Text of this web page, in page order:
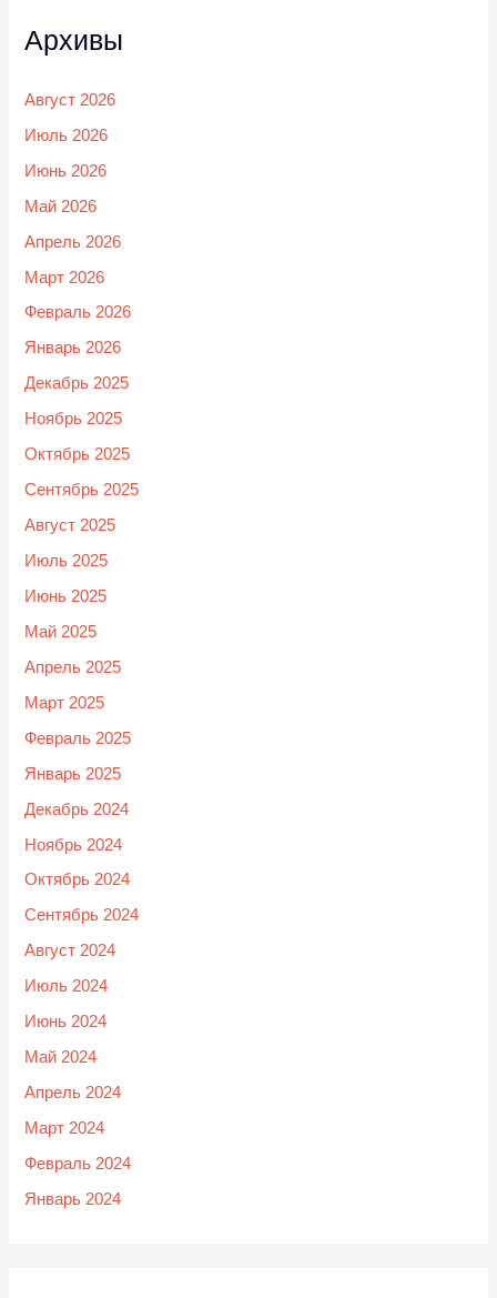
Архивы
Август 2026
Июль 2026
Июнь 2026
Май 2026
Апрель 2026
Март 2026
Февраль 2026
Январь 2026
Декабрь 2025
Ноябрь 2025
Октябрь 2025
Сентябрь 2025
Август 2025
Июль 2025
Июнь 2025
Май 2025
Апрель 2025
Март 2025
Февраль 2025
Январь 2025
Декабрь 2024
Ноябрь 2024
Октябрь 2024
Сентябрь 2024
Август 2024
Июль 2024
Июнь 2024
Май 2024
Апрель 2024
Март 2024
Февраль 2024
Январь 2024